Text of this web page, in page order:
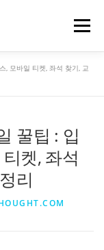
메뉴
, 모바일 티켓, 좌석 찾기, 교
꿀팁 : 입
켓, 좌석
리